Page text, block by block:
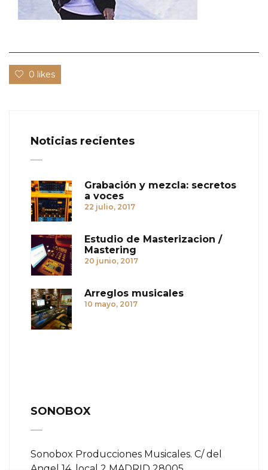
0 likes
Noticias recientes
Grabación y mezcla: secretos
a voces
22 julio, 2017
Estudio de Masterizacion /
Mastering
20 junio, 2017
Arreglos musicales
10 mayo, 2017
SONOBOX
Sonobox Producciones Musicales. C/ del